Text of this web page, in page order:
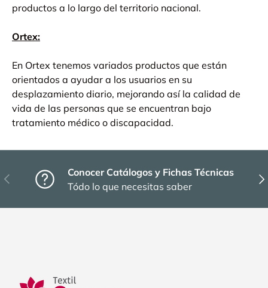
productos a lo largo del territorio nacional.
Ortex:
En Ortex tenemos variados productos que están
orientados a ayudar a los usuarios en su
desplazamiento diario, mejorando así la calidad de
vida de las personas que se encuentran bajo
tratamiento médico o discapacidad.
Anterior
Conocer Catálogos y Fichas Técnicas
Tódo lo que necesitas saber